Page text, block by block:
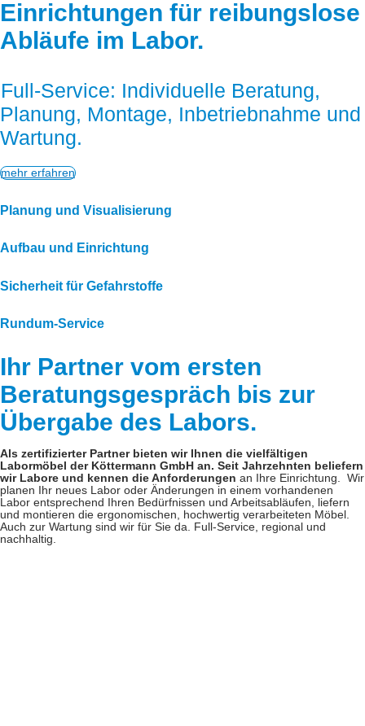
Einrichtungen für reibungslose
Abläufe im Labor.
Full-Service: Individuelle Beratung,
Planung, Montage, Inbetriebnahme und
Wartung.
mehr erfahren
Planung und Visualisierung
Aufbau und Einrichtung
Sicherheit für Gefahrstoffe
Rundum-Service
Ihr Partner vom ersten
Beratungsgespräch bis zur
Übergabe des Labors.
Als zertifizierter Partner bieten wir Ihnen die vielfältigen
Labormöbel der Köttermann GmbH an. Seit Jahrzehnten beliefern
wir Labore und kennen die Anforderungen an Ihre Einrichtung. Wir
planen Ihr neues Labor oder Änderungen in einem vorhandenen
Labor entsprechend Ihren Bedürfnissen und Arbeits­abläufen, liefern
und montieren die ergonomischen, hochwertig verarbeiteten Möbel.
Auch zur Wartung sind wir für Sie da. Full-Service, regional und
nachhaltig.